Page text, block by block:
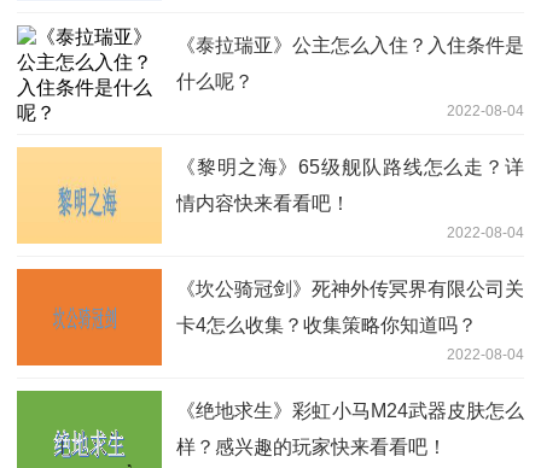
《泰拉瑞亚》公主怎么入住？入住条件是
什么呢？
2022-08-04
《黎明之海》65级舰队路线怎么走？详
情内容快来看看吧！
2022-08-04
《坎公骑冠剑》死神外传冥界有限公司关
卡4怎么收集？收集策略你知道吗？
2022-08-04
《绝地求生》彩虹小马M24武器皮肤怎么
样？感兴趣的玩家快来看看吧！